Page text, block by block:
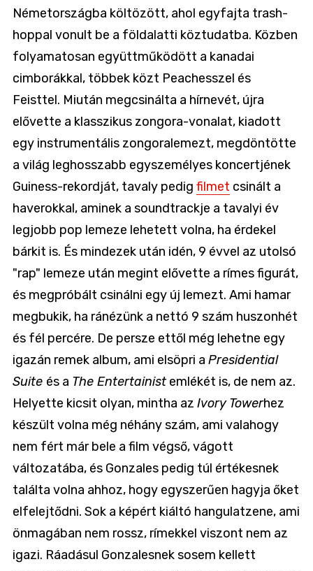
Németországba költözött, ahol egyfajta trash-
hoppal vonult be a földalatti köztudatba. Közben
folyamatosan együttműködött a kanadai
cimborákkal, többek közt Peachesszel és
Feisttel. Miután megcsinálta a hírnevét, újra
elővette a klasszikus zongora-vonalat, kiadott
egy instrumentális zongoralemezt, megdöntötte
a világ leghosszabb egyszemélyes koncertjének
Guiness-rekordját, tavaly pedig filmet csinált a
haverokkal, aminek a soundtrackje a tavalyi év
legjobb pop lemeze lehetett volna, ha érdekel
bárkit is. És mindezek után idén, 9 évvel az utolsó
"rap" lemeze után megint elővette a rímes figurát,
és megpróbált csinálni egy új lemezt. Ami hamar
megbukik, ha ránézünk a nettó 9 szám huszonhét
és fél percére. De persze ettől még lehetne egy
igazán remek album, ami elsöpri a Presidential
Suite és a The Entertainist emlékét is, de nem az.
Helyette kicsit olyan, mintha az Ivory Towerhez
készült volna még néhány szám, ami valahogy
nem fért már bele a film végső, vágott
változatába, és Gonzales pedig túl értékesnek
találta volna ahhoz, hogy egyszerűen hagyja őket
elfelejtődni. Sok a képért kiáltó hangulatzene, ami
önmagában nem rossz, rímekkel viszont nem az
igazi. Ráadásul Gonzalesnek sosem kellett